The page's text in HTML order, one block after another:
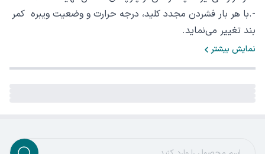
-.با هر بار فشردن مجدد کلید، درجه حرارت و وضعیت ویبره کمر
بند تغییر می‌نماید.
-نوار کمری این محصول درجه بندی دارد و قابل استفاده برای
تمام افراد با سایزهای مختلف است.
برای گرفتگی کمر بعد تمرین و کار زیاد از این ماساژور حرارتی
نمایش بیشتر